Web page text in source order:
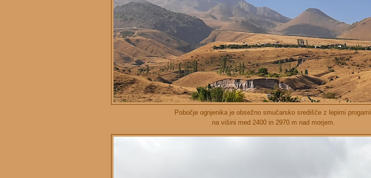
Pobočje ognjenika je obsežno smučarsko središče z lepimi progami
na višini med 2400 in 2970 m nad morjem.